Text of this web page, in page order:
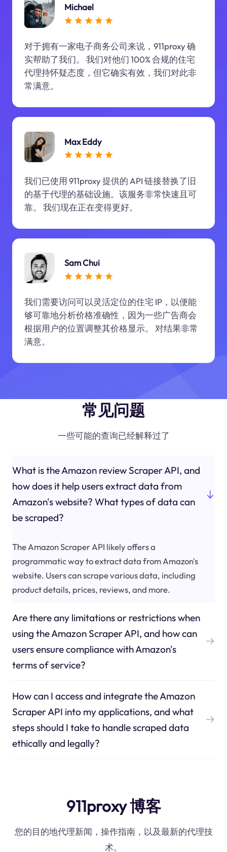
Michael
对于拥有一家电子商务公司来说，911proxy 确
实帮助了我们。 我们对他们 100% 合规的住宅
代理持怀疑态度，但它确实有效，我们对此非
常满意。
Max Eddy
我们已使用 911proxy 提供的 API 链接替换了旧
的基于代理的基础设施。该服务非常快速且可
靠。 我们现在正在变得更好。
Sam Chui
我们需要访问可以灵活定位的住宅 IP，以便能
够可靠地分析价格准确性，因为一些广告商会
根据用户的位置调整其价格显示。 对结果非常
满意。
常见问题
一些可能的查询已经解释过了
What is the Amazon review Scraper API, and
how does it help users extract data from
Amazon's website? What types of data can
be scraped?
The Amazon Scraper API likely offers a
programmatic way to extract data from Amazon's
website. Users can scrape various data, including
product details, prices, reviews, and more.
Are there any limitations or restrictions when
using the Amazon Scraper API, and how can
users ensure compliance with Amazon's
terms of service?
How can I access and integrate the Amazon
Scraper API into my applications, and what
steps should I take to handle scraped data
ethically and legally?
911proxy 博客
您的目的地代理新闻，操作指南，以及最新的代理技
术。